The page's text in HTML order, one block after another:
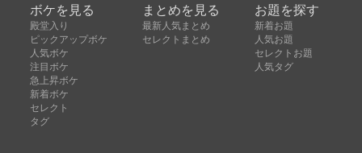
ボケを見る
殿堂入り
ピックアップボケ
人気ボケ
注目ボケ
急上昇ボケ
新着ボケ
セレクト
タグ
まとめを見る
最新人気まとめ
セレクトまとめ
お題を探す
新着お題
人気お題
セレクトお題
人気タグ